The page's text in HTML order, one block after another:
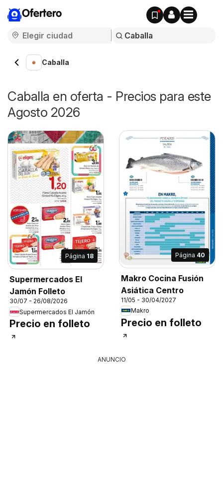
Ofertero
Caballa
Caballa en oferta - Precios para este
Agosto 2026
Página 18
Supermercados El
Jamón Folleto
30/07 - 26/08/2026
Supermercados El Jamón
Precio en folleto
Página 40
Makro Cocina Fusión
Asiática Centro
11/05 - 30/04/2027
Makro
Precio en folleto
ANUNCIO